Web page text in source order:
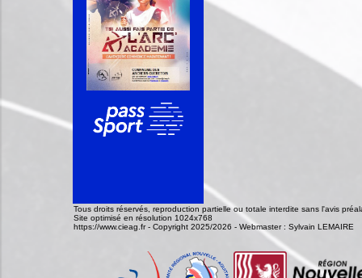
Tous droits réservés, reproduction partielle ou totale interdite sans l'avis
Site optimisé en résolution 1024x768
https://www.cieag.fr - Copyright 2025/2026 - Webmaster : Sylvain LEMAIRE